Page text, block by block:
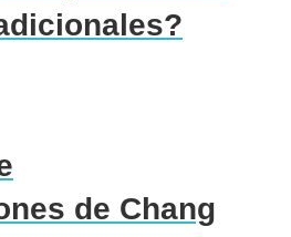
de Chang